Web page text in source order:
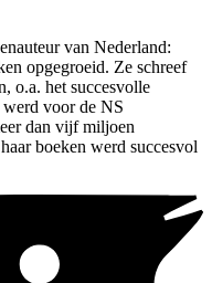
van Nederland:
opgegroeid. Ze schreef
o.a. het succesvolle
voor de NS
dan vijf miljoen
boeken werd succesvol